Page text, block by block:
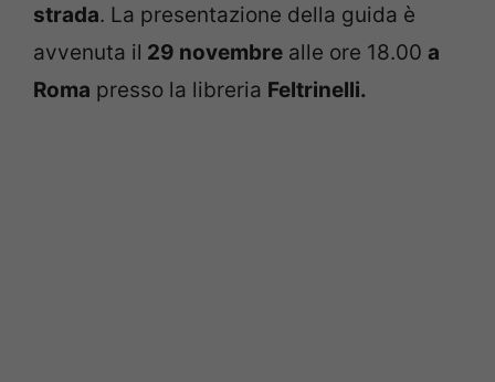
strada. La presentazione della guida è
avvenuta il 29 novembre alle ore 18.00 a
Roma presso la libreria Feltrinelli.